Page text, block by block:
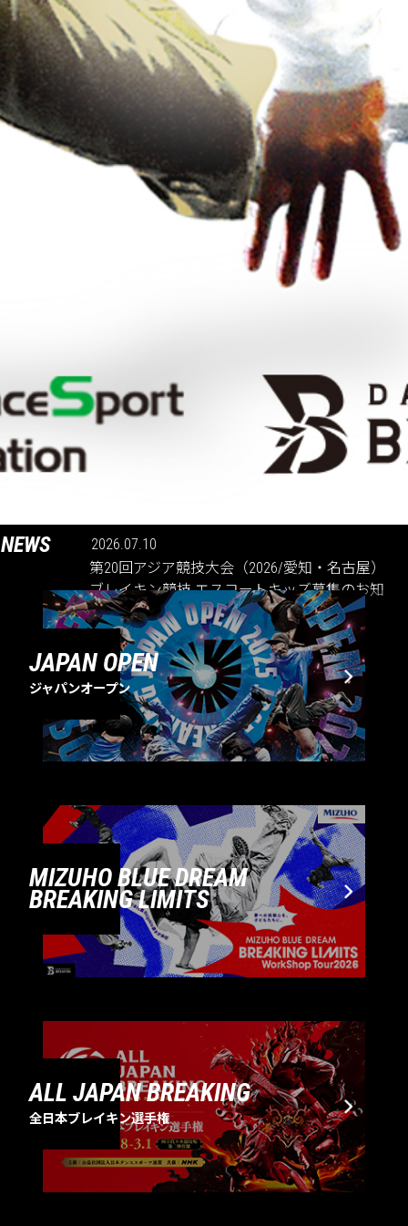
NEWS
2026.07.10
第20回アジア競技大会（2026/愛知・名古屋）
ブレイキン競技 エスコートキッズ募集のお知
らせ
JAPAN OPEN
ジャパンオープン
MIZUHO BLUE DREAM
BREAKING LIMITS
ALL JAPAN BREAKING
全日本ブレイキン選手権